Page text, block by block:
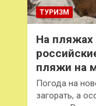
ТУРИЗМ
На пляжах
пляжи на
Погода на
загорать, а